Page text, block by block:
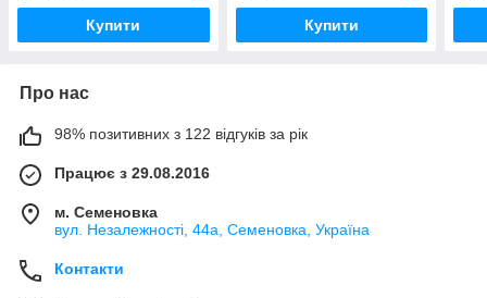
Купити Купити
Про нас
98% позитивних з 122 відгуків за рік
Працює з 29.08.2016
м. Семеновка
вул. Незалежності, 44а, Семеновка, Україна
Контакти